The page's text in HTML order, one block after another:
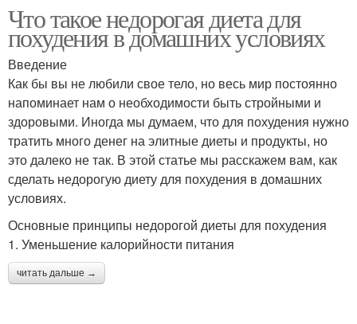
Что такое недорогая диета для
похудения в домашних условиях
Введение
Как бы вы не любили свое тело, но весь мир постоянно
напоминает нам о необходимости быть стройными и
здоровыми. Иногда мы думаем, что для похудения нужно
тратить много денег на элитные диеты и продукты, но
это далеко не так. В этой статье мы расскажем вам, как
сделать недорогую диету для похудения в домашних
условиях.
Основные принципы недорогой диеты для похудения
1. Уменьшение калорийности питания
читать дальше →